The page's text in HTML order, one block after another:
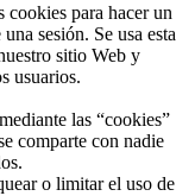
cookies para hacer un
sesión. Se usa esta
sitio Web y
usuarios.
las “cookies”
comparte con nadie
o limitar el uso de